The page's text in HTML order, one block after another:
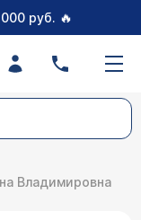
руб. 🔥
Владимировна